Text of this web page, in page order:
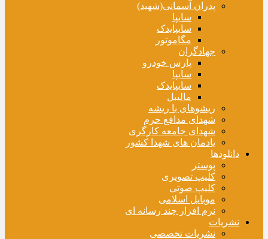
پدران آسمانی(شهید)
سایپا
سایپایدک
مگاموتور
جهادگران
پارس خودرو
سایپا
سایپایدک
مالیبل
ریشوهای با ریشه
شهدای مدافع حرم
شهدای جامعه کارگری
یادمان های شهدا کشور
دانلودها
پوستر
کلیپ تصویری
کلیپ صوتی
موبایل اسلامی
نرم افزار چند رسانه ای
نشریات
نشریات تخصصی